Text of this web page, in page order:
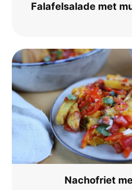
Fal­a­fel­sa­la­de met
Nachofriet